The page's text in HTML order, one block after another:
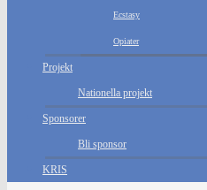
Ecstasy
Opiater
Projekt
Nationella projekt
Sponsorer
Bli sponsor
KRIS